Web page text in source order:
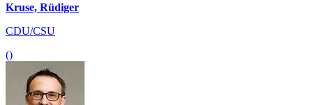
Kruse, Rüdiger
CDU/CSU
()